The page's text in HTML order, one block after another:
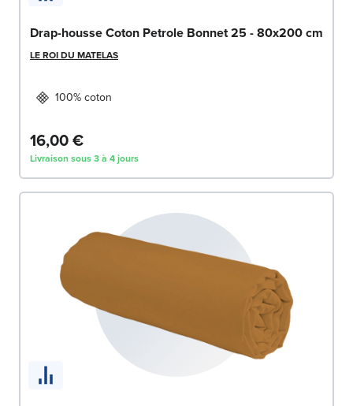
Drap-housse Coton Petrole Bonnet 25 - 80x200 cm
LE ROI DU MATELAS
100% coton
16,00 €
Livraison sous 3 à 4 jours